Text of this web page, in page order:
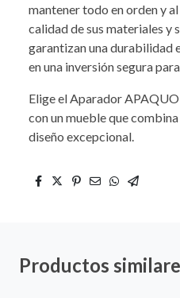
mantener todo en orden y
calidad de sus materiales y
garantizan una durabilidad
en una inversión segura
Elige el Aparador
con un mueble que
diseño excepcional.
Productos